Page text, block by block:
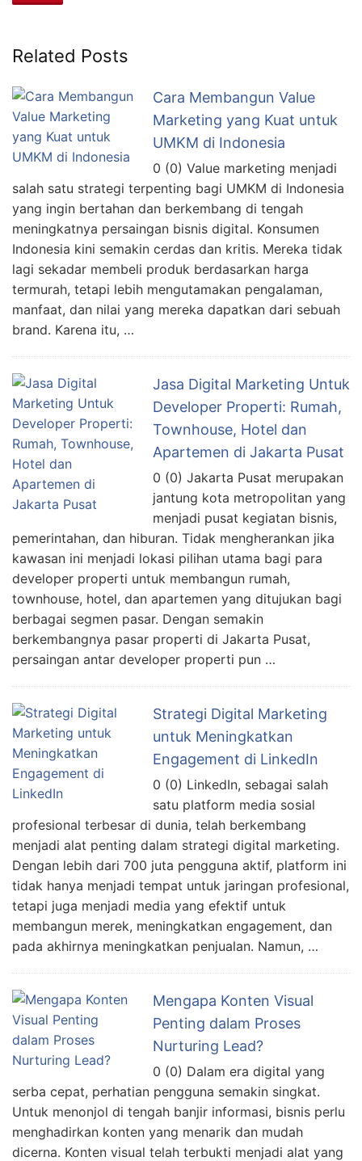
Related Posts
Cara Membangun Value
Marketing yang Kuat untuk
UMKM di Indonesia
0 (0) Value marketing menjadi
salah satu strategi terpenting bagi UMKM di Indonesia
yang ingin bertahan dan berkembang di tengah
meningkatnya persaingan bisnis digital. Konsumen
Indonesia kini semakin cerdas dan kritis. Mereka tidak
lagi sekadar membeli produk berdasarkan harga
termurah, tetapi lebih mengutamakan pengalaman,
manfaat, dan nilai yang mereka dapatkan dari sebuah
brand. Karena itu, …
Jasa Digital Marketing Untuk
Developer Properti: Rumah,
Townhouse, Hotel dan
Apartemen di Jakarta Pusat
0 (0) Jakarta Pusat merupakan
jantung kota metropolitan yang
menjadi pusat kegiatan bisnis,
pemerintahan, dan hiburan. Tidak mengherankan jika
kawasan ini menjadi lokasi pilihan utama bagi para
developer properti untuk membangun rumah,
townhouse, hotel, dan apartemen yang ditujukan bagi
berbagai segmen pasar. Dengan semakin
berkembangnya pasar properti di Jakarta Pusat,
persaingan antar developer properti pun …
Strategi Digital Marketing
untuk Meningkatkan
Engagement di LinkedIn
0 (0) LinkedIn, sebagai salah
satu platform media sosial
profesional terbesar di dunia, telah berkembang
menjadi alat penting dalam strategi digital marketing.
Dengan lebih dari 700 juta pengguna aktif, platform ini
tidak hanya menjadi tempat untuk jaringan profesional,
tetapi juga menjadi media yang efektif untuk
membangun merek, meningkatkan engagement, dan
pada akhirnya meningkatkan penjualan. Namun, …
Mengapa Konten Visual
Penting dalam Proses
Nurturing Lead?
0 (0) Dalam era digital yang
serba cepat, perhatian pengguna semakin singkat.
Untuk menonjol di tengah banjir informasi, bisnis perlu
menghadirkan konten yang menarik dan mudah
dicerna. Konten visual telah terbukti menjadi alat yang